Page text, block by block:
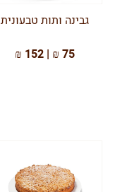
גבינה ותות טבעונית
75 ₪ | 152 ₪